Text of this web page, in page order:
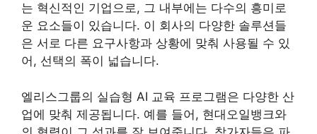
는 혁신적인 기업으로, 그 내부에는 다수의 흥미로
운 요소들이 있습니다. 이 회사의 다양한 솔루션들
은 서로 다른 요구사항과 상황에 맞춰 사용될 수 있
어, 선택의 폭이 넓습니다.
엘리스그룹의 실습형 AI 교육 프로그램은 다양한 산
업에 맞춰 제공됩니다. 예를 들어, 현대오일뱅크와